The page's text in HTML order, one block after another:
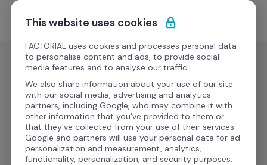
Passa al contenuto
Comincia gratis
Buste paga
PHC
Automatizza il processo di elaborazione delle buste
paga trasferendo in modo efficiente assenze,
straordinari, indennità e spese.
This website uses cookies
FACTORIAL uses cookies and processes personal data
to personalise content and ads, to provide social
media features and to analyse our traffic.
We also share information about your use of our site
with our social media, advertising and analytics
partners, including Google, who may combine it with
other information that you've provided to them or
that they've collected from your use of their services.
Google and partners will use your personal data for ad
personalization and measurement, analytics,
functionality, personalization, and security purposes.